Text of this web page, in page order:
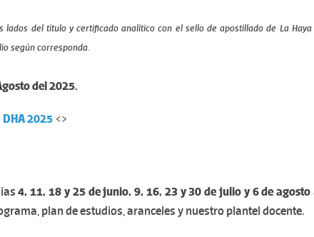
lados del título y certificado analítico con el sello de apostillado de La
según corresponda.
del 2025.
2025 <>
4, 11, 18 y 25 de junio, 9, 16, 23 y 30 de julio y 6 de agosto
plan de estudios, aranceles y nuestro plantel docente.